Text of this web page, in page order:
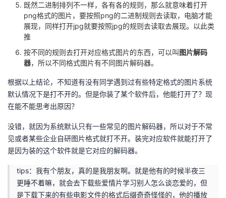
既然二进制排列不一样，各有各的规则，那么就意味着打开
png格式的图片，要按照png的二进制规则去读取，电脑才能
展现，同样打开jpg就要按照jpg的规则去读取去展现。以此类
推
按不同的规则去打开对应格式图片的东西，可以叫图片解码
器，所以不同格式图片有不同图片解码器。
根据以上结论，不知道有没有同学遇到过有些特定格式的图片系统
默认情况下是打不开的。但是你装了某个软件后，他能打开了？现
在能不能思考出原因？
没错，就因为系统默认只有一些常见的图片解码器，所以对于不常
见或者某些企业自研图片格式就打不开。装完对应软件就能打开了
是因为装的这个软件就是它对应的解码器。
tips：我有个朋友，真的是我朋友啊。就是他有的时候半夜三
更睡不着嘛，就会去下载些爱情片学习别人怎么谈恋爱的，但
是下载下来的有些电影文件的格式后缀奇奇怪怪的，他的播放